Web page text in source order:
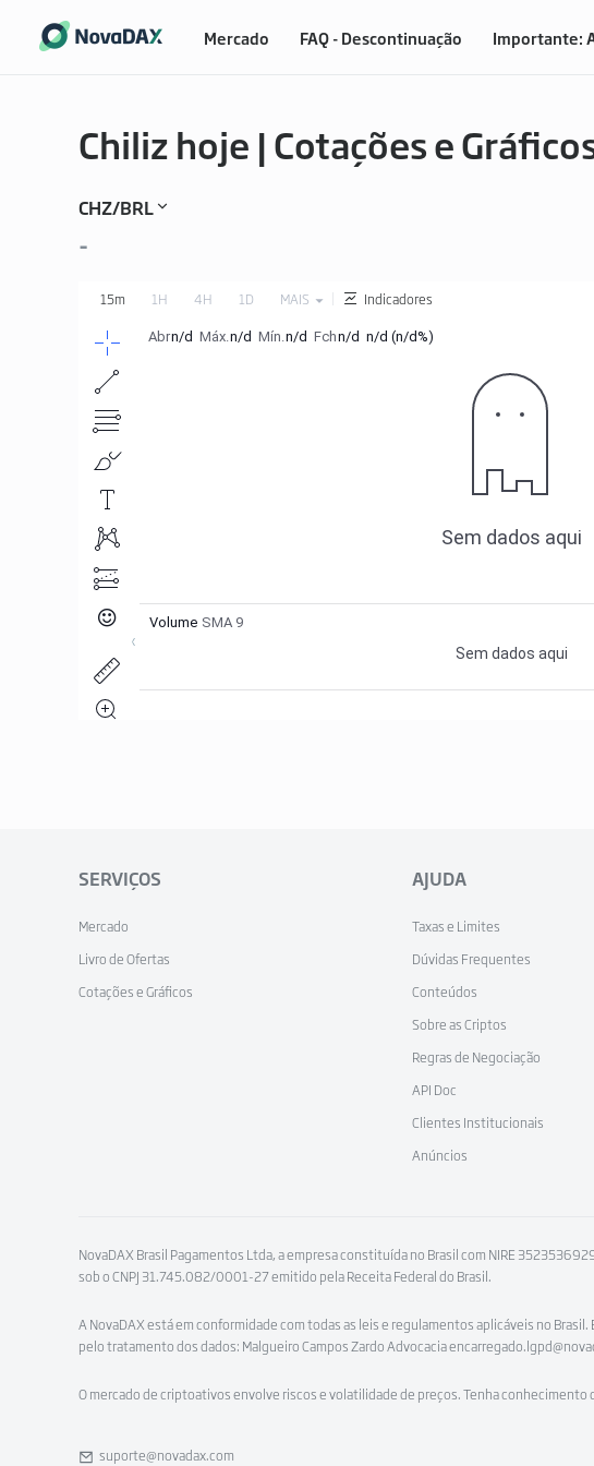
Mercado FAQ - Descontinuação Importante:
Chiliz hoje | Cotações e
CHZ/BRL
-
15m 1H 4H 1D MAIS Indicadores
SERVIÇOS
Mercado
Livro de Ofertas
Cotações e Gráficos
AJUDA
Taxas e Limites
Dúvidas Frequentes
Conteúdos
Sobre as Criptos
Regras de Negociação
API Doc
Clientes Institucionais
Anúncios
NovaDAX Brasil Pagamentos Ltda, a empresa constituída no Brasil com NIRE
sob o CNPJ 31.745.082/0001-27 emitido pela Receita Federal do Brasil.
A NovaDAX está em conformidade com todas as leis e regulamentos aplicáveis no
pelo tratamento dos dados: Malgueiro Campos Zardo Advocacia
O mercado de criptoativos envolve riscos e volatilidade de preços. Tenha
suporte@novadax.com